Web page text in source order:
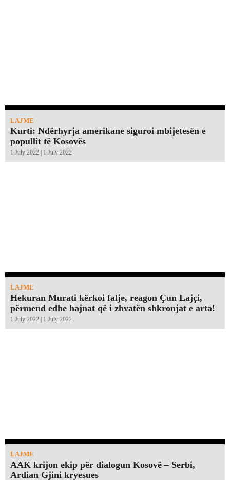
LAJME
Kurti: Ndërhyrja amerikane siguroi mbijetesën e
popullit të Kosovës
1 July 2022 | 1 July 2022
LAJME
Hekuran Murati kërkoi falje, reagon Çun Lajçi,
përmend edhe hajnat që i zhvatën shkronjat e arta!￼
1 July 2022 | 1 July 2022
LAJME
AAK krijon ekip për dialogun Kosovë – Serbi,
Ardian Gjini kryesues